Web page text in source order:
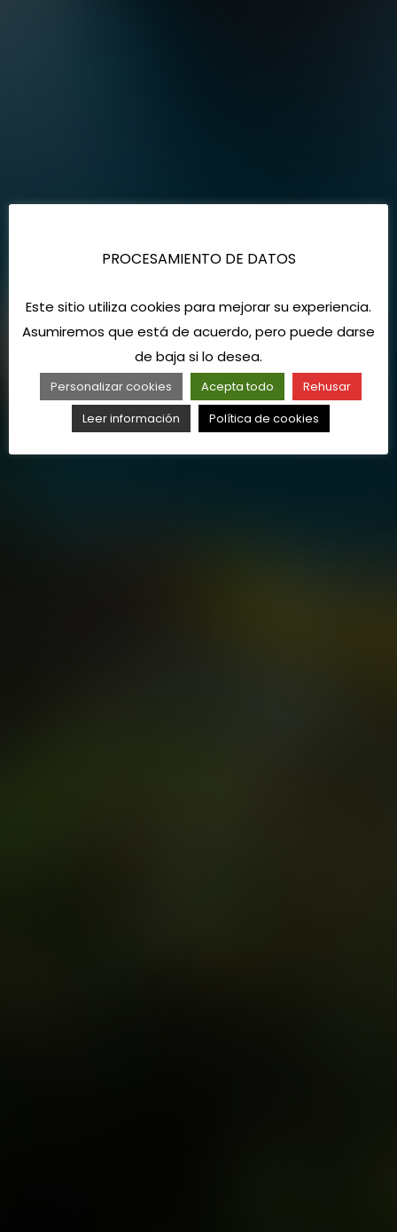
PROCESAMIENTO DE DATOS
Este sitio utiliza cookies para mejorar su experiencia.
Asumiremos que está de acuerdo, pero puede darse
de baja si lo desea.
Personalizar cookies Acepta todo
Rehusar
Leer información
Política de cookies